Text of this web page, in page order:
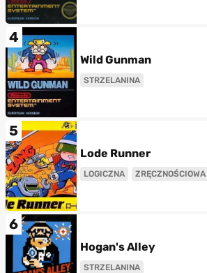
4
Wild Gunman
STRZELANINA
5
Lode Runner
LOGICZNA ZRĘCZNOŚCIOWA
6
Hogan's Alley
STRZELANINA